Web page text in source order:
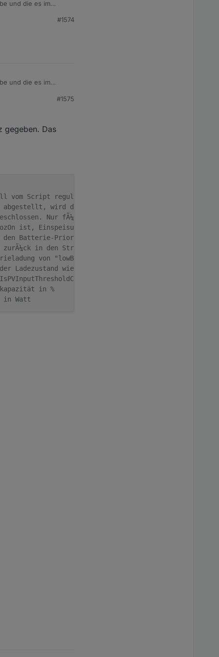
und die es im
#1574
und die es im
#1575
gegeben. Das
vom Script reguliert werden
wird die Einspeiseleistung des ersten
Nur fÃ¼r PowerStream relevant.
ist, Einspeisung auf MaxPower. Bei BattPozOff
Batterie-PrioritÃ¤tsmodus gewechselt
in den Strom-Priomodus geschaltet wird. 0
von "lowBatLimitPozOn" % ist die maximale
wieder bei "lowBatLimitPozOff" ist
und PV Input >
in %
in Watt